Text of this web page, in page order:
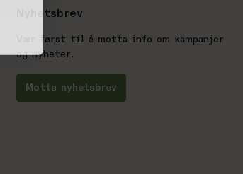
Nyhetsbrev
Vær først til å motta info om kampanjer
og nyheter.
Motta nyhetsbrev